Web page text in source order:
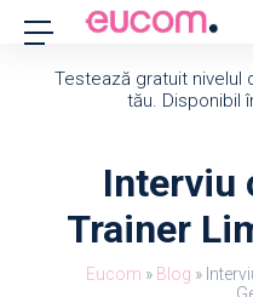
Testează gratuit nivelul
tău. Disponibil
Interviu
Trainer
Eucom » Blog »